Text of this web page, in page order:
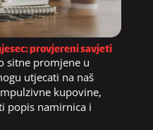
provjereni savjeti
sitne promjene u
utjecati na naš
kupovine,
popis namirnica i